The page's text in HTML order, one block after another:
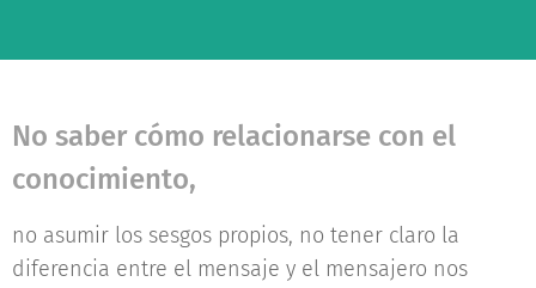
No saber cómo relacionarse con el
conocimiento,
no asumir los sesgos propios, no tener claro la
diferencia entre el mensaje y el mensajero nos